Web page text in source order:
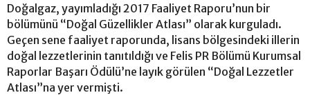
Doğalgaz, yayımladığı 2017 Faaliyet Raporu’nun bir
bölümünü “Doğal Güzellikler Atlası” olarak kurguladı.
Geçen sene faaliyet raporunda, lisans bölgesindeki illerin
doğal lezzetlerinin tanıtıldığı ve Felis PR Bölümü Kurumsal
Raporlar Başarı Ödülü’ne layık görülen “Doğal Lezzetler
Atlası”na yer vermişti.